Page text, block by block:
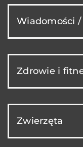
Wiadomości
Zdrowie i
Zwierzęta